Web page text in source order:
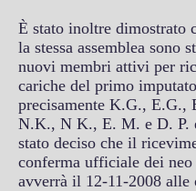
È stato inoltre dimostrato
la stessa assemblea sono
nuovi membri attivi per
cariche del primo
precisamente K.G., E.G.,
N.K., N K., E. M. e D. P.
stato deciso che il
conferma ufficiale dei neo
avverrà il 12-11-2008 alle